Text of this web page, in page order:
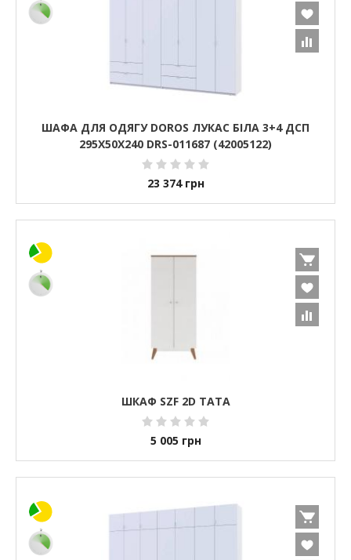
ШАФА ДЛЯ ОДЯГУ DOROS ЛУКАС БІЛА 3+4 ДСП
295Х50Х240 DRS-011687 (42005122)
23 374 грн
ШКАФ SZF 2D ТАТА
5 005 грн